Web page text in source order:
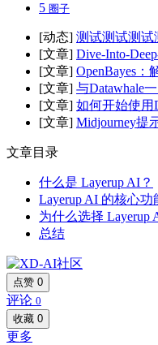
5 圈子
[动态] 测试测试测试
[文章] Dive-Into-
[文章] OpenBayes
[文章] 与Datawhale
[文章] 如何开始使用
[文章] Midjourney提
文章目录
什么是 Layerup AI？
Layerup AI 的核心功
为什么选择 Layerup
总结
点赞 0
评论 0
收藏 0
更多